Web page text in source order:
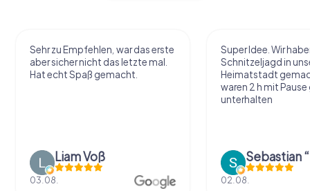
Sehr zu Empfehlen, war das erste
aber sicher nicht das letzte mal.
Hat echt Spaß gemacht.
Liam Voß
03.08.
Super Idee. Wir
Schnitzeljagd in
Heimatstadt
waren 2 h mit
unterhalten
02.08.